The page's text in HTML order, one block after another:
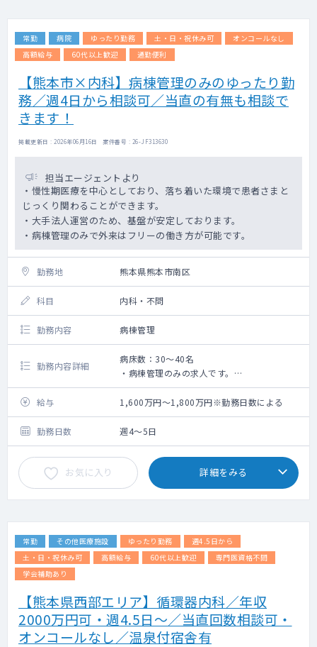
常勤 病院 ゆったり勤務 土・日・祝休み可
オンコールなし
高額給与
60代以上歓迎 通勤便利
【熊本市×内科】病棟管理のみのゆったり勤
務／週4日から相談可／当直の有無も相談で
きます！
掲載更新日 : 2026年06月16日 案件番号 : 26-JF313630
担当エージェントより
・慢性期医療を中心としており、落ち着いた環境で患者さまと
じっくり関わることができます。
・大手法人運営のため、基盤が安定しております。
・病棟管理のみで外来はフリーの働き方が可能です。
勤務地 熊本県熊本市南区
科目 内科・不問
勤務内容 病棟管理
勤務内容詳細
病床数：30～40名
・病棟管理のみの求人です。
・内科対応が可能な医師であれば、相談可能
です。
給与 1,600万円～1,800万円※勤務日数による
勤務日数 週4～5日
お気に入り 詳細をみる
常勤 その他医療施設 ゆったり勤務
週4.5日から
土・日・祝休み可
高額給与 60代以上歓迎
専門医資格不問
学会補助あり
【熊本県西部エリア】循環器内科／年収
2000万円可・週4.5日〜／当直回数相談可・
オンコールなし／温泉付宿舎有